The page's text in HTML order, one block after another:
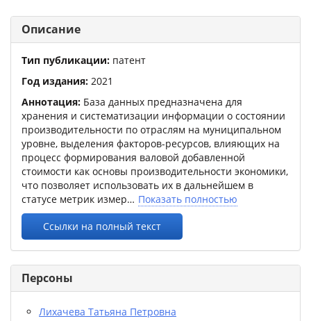
Описание
Тип публикации: патент
Год издания: 2021
Аннотация: База данных предназначена для
хранения и систематизации информации о состоянии
производительности по отраслям на муниципальном
уровне, выделения факторов-ресурсов, влияющих на
процесс формирования валовой добавленной
стоимости как основы производительности экономики,
что позволяет использовать их в дальнейшем в
статусе метрик измер
Показать полностью
Ссылки на полный текст
Персоны
Лихачева Татьяна Петровна